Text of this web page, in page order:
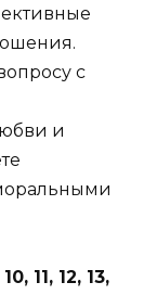
с
и
11, 12, 13,